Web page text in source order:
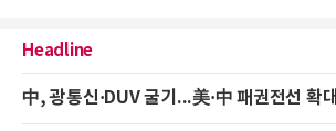
Headline
中, 광통신·DUV 굴기...美·中 패권전선 확대